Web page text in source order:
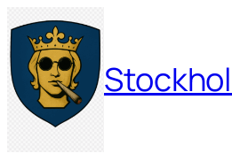
Hoppa
till
innehåll